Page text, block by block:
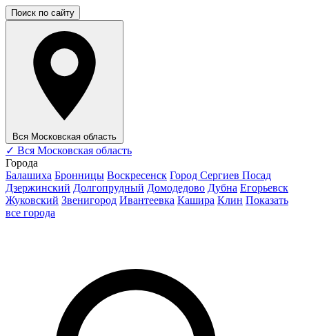
Поиск по сайту
Вся Московская область
✓ Вся Московская область
Города
Балашиха Бронницы Воскресенск Город Сергиев Посад
Дзержинский Долгопрудный Домодедово Дубна Егорьевск
Жуковский Звенигород Ивантеевка Кашира Клин Показать
все города